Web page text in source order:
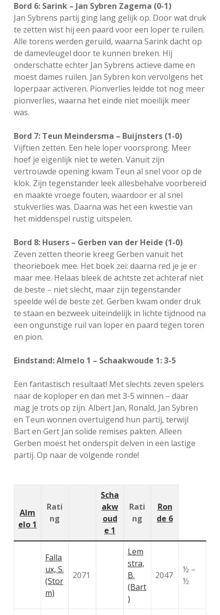
Bord 6: Sarink – Jan Sybren Zagema (0-1)
Jan Sybrens partij ging lang gelijk op. Door wat druk
te zetten wist hij een paard voor een loper te ruilen.
Alle torens werden geruild, waarna Sarink dacht op
de damevleugel door te kunnen breken. Hij
onderschatte echter Jan Sybrens actieve dame en
moest dames ruilen. Jan Sybren kon vervolgens het
loperpaar activeren. Pionverlies leidde tot nog meer
pionverlies, waarna het einde niet moeilijk meer
was.
Bord 7: Teun Meindersma – Buijnsters (1-0)
Vijftien zetten. Een hele loper voorsprong. Meer
hoef je eigenlijk niet te weten. Vanuit zijn
vertrouwde opening kwam Teun al snel voor op de
klok. Zijn tegenstander leek allesbehalve voorbereid
en maakte vroege fouten, waardoor er al snel
stukverlies was. Daarna was het een kwestie van
het middenspel rustig uitspelen.
Bord 8: Husers – Gerben van der Heide (1-0)
Zeven zetten theorie kreeg Gerben vanuit het
theorieboek mee. Het boek zei: daarna red je je er
maar mee. Helaas bleek de achtste zet achteraf niet
de beste – niet slecht, maar zijn tegenstander
speelde wél de beste zet. Gerben kwam onder druk
te staan en bezweek uiteindelijk in lichte tijdnood na
een ongunstige ruil van loper en paard tegen toren
en pion.
Eindstand: Almelo 1 – Schaakwoude 1: 3-5
Een fantastisch resultaat! Met slechts zeven spelers
naar de koploper en dan met 3-5 winnen – daar
mag je trots op zijn. Albert Jan, Ronald, Jan Sybren
en Teun wonnen overtuigend hun partij, terwijl
Bart en Gert Jan solide remises pakten. Alleen
Gerben moest het onderspit delven in een lastige
partij. Op naar de volgende ronde!
Alm
elo 1
Rati
ng
Scha
akw
oud
e 1
Rati
ng
Ron
de 6
Falla
ux, S.
(Stor
m)
2071
Lem
stra,
B.
(Bart
)
2047
½ –
½